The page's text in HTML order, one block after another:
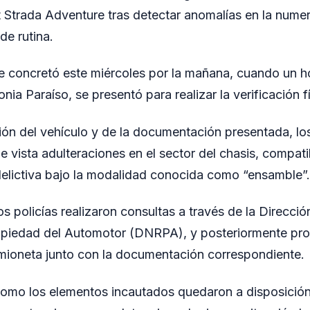
Adventure tras detectar anomalías en la
rutina.
concretó este miércoles por la mañana, cuando un
Paraíso, se presentó para realizar la verificación
del vehículo y de la documentación presentada,
vista adulteraciones en el sector del chasis,
bajo la modalidad conocida como “ensamble”.
policías realizaron consultas a través de la
del Automotor (DNRPA), y posteriormente
junto con la documentación correspondiente.
los elementos incautados quedaron a